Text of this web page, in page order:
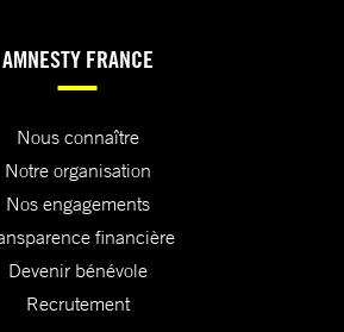
AMNESTY FRANCE
Nous connaître
Notre organisation
Nos engagements
financière
Devenir bénévole
Recrutement